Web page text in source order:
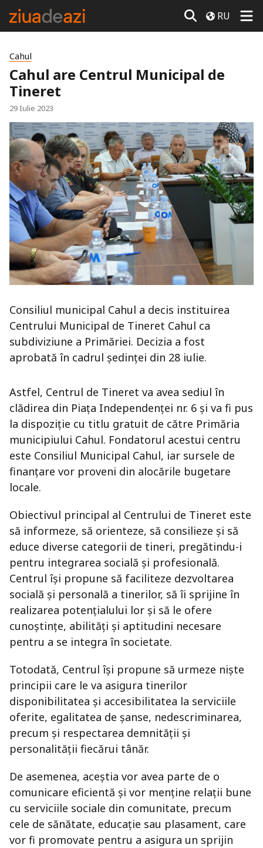
RU
Cahul
Cahul are Centrul Municipal de
Tineret
29 Iulie 2023
Consiliul municipal Cahul a decis instituirea
Centrului Municipal de Tineret Cahul ca
subdiviziune a Primăriei. Decizia a fost
aprobată în cadrul ședinței din 28 iulie.
Astfel, Centrul de Tineret va avea sediul în
clădirea din Piața Independenței nr. 6 și va fi pus
la dispoziție cu titlu gratuit de către Primăria
municipiului Cahul. Fondatorul acestui centru
este Consiliul Municipal Cahul, iar sursele de
finanțare vor proveni din alocările bugetare
locale.
Obiectivul principal al Centrului de Tineret este
să informeze, să orienteze, să consilieze și să
educe diverse categorii de tineri, pregătindu-i
pentru integrarea socială și profesională.
Centrul își propune să faciliteze dezvoltarea
socială și personală a tinerilor, să îi sprijine în
realizarea potențialului lor și să le ofere
cunoștințe, abilități și aptitudini necesare
pentru a se integra în societate.
Totodată, Centrul își propune să urmeze niște
principii care le va asigura tinerilor
disponibilitatea și accesibilitatea la serviciile
oferite, egalitatea de șanse, nedescriminarea,
precum și respectarea demnității și
personalității fiecărui tânăr.
De asemenea, aceștia vor avea parte de o
comunicare eficientă și vor menține relații bune
cu serviciile sociale din comunitate, precum
cele de sănătate, educație sau plasament, care
vor fi promovate pentru a asigura un sprijin